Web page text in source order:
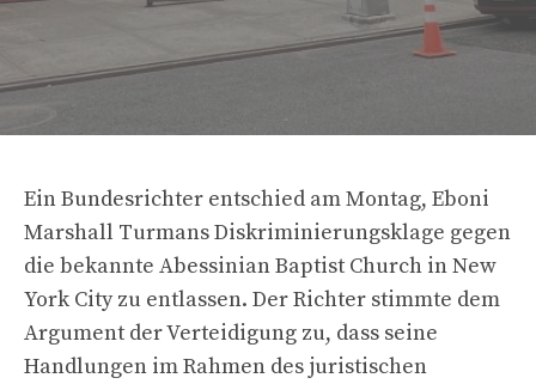
Ein Bundesrichter entschied am Montag, Eboni
Marshall Turmans Diskriminierungsklage gegen
die bekannte Abessinian Baptist Church in New
York City zu entlassen. Der Richter stimmte dem
Argument der Verteidigung zu, dass seine
Handlungen im Rahmen des juristischen